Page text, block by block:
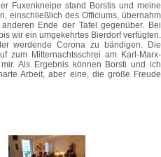
Fuxenkneipe stand Borstis und meine
einschließlich des Officiums, übernahm
Ende der Tafel gegenüber. Bei
wir ein umgekehrtes Bierdorf verfügten.
werdende Corona zu bändigen. Die
zum Mitternachtsschrei am Karl-Marx-
Als Ergebnis können Borsti und ich
Arbeit, aber eine, die große Freude